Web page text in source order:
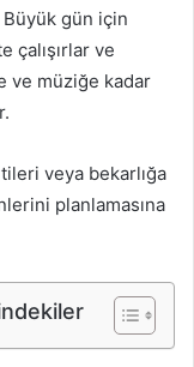
Büyük gün için
çalışırlar ve
ve müziğe kadar
veya bekarlığa
planlamasına